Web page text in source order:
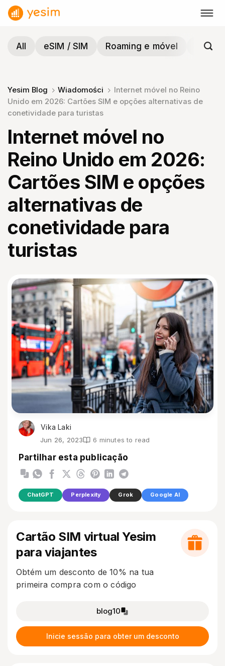
Skip
All
eSIM / SIM Roaming e móvel
Yesim Blog Wiadomości
Internet móvel no Reino
Unido em 2026: Cartões SIM e opções alternativas de
conetividade para turistas
Internet móvel no
Reino Unido em 2026:
Cartões SIM e opções
alternativas de
conetividade para
turistas
Vika Laki
Jun 26, 2023 6 minutes to read
Partilhar esta publicação
ChatGPT Perplexity Grok Google AI
Cartão SIM virtual Yesim
para viajantes
Obtém um desconto de 10% na tua
primeira compra com o código
blog10
Inicie sessão para obter um desconto